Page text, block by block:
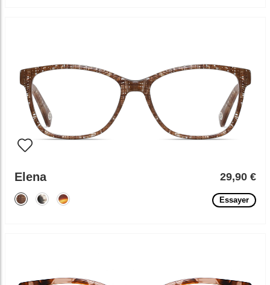
Elena 29,90 €
Essayer